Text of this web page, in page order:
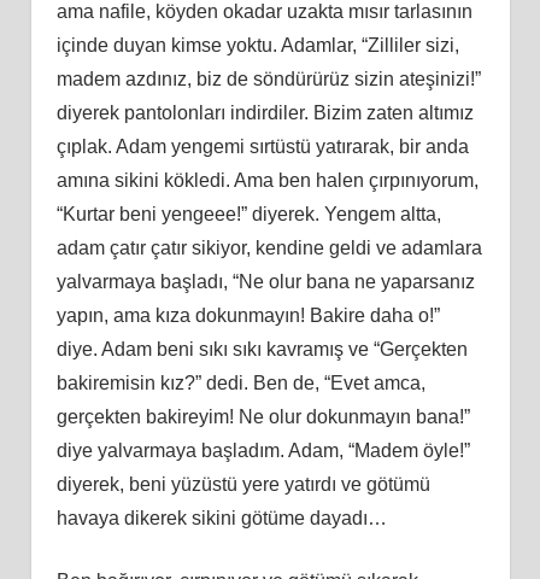
ama nafile, köyden okadar uzakta mısır tarlasının
içinde duyan kimse yoktu. Adamlar, “Zilliler sizi,
madem azdınız, biz de söndürürüz sizin ateşinizi!”
diyerek pantolonları indirdiler. Bizim zaten altımız
çıplak. Adam yengemi sırtüstü yatırarak, bir anda
amına sikini kökledi. Ama ben halen çırpınıyorum,
“Kurtar beni yengeee!” diyerek. Yengem altta,
adam çatır çatır sikiyor, kendine geldi ve adamlara
yalvarmaya başladı, “Ne olur bana ne yaparsanız
yapın, ama kıza dokunmayın! Bakire daha o!”
diye. Adam beni sıkı sıkı kavramış ve “Gerçekten
bakiremisin kız?” dedi. Ben de, “Evet amca,
gerçekten bakireyim! Ne olur dokunmayın bana!”
diye yalvarmaya başladım. Adam, “Madem öyle!”
diyerek, beni yüzüstü yere yatırdı ve götümü
havaya dikerek sikini götüme dayadı…